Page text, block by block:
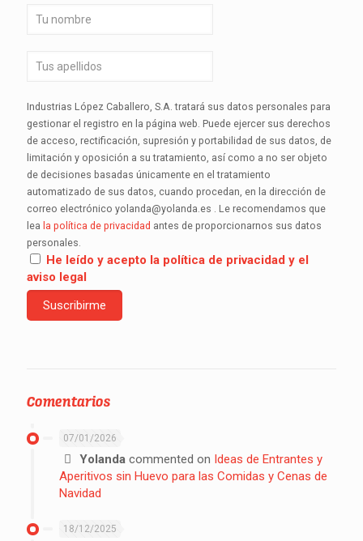
Industrias López Caballero, S.A. tratará sus datos personales para
gestionar el registro en la página web. Puede ejercer sus derechos
de acceso, rectificación, supresión y portabilidad de sus datos, de
limitación y oposición a su tratamiento, así como a no ser objeto
de decisiones basadas únicamente en el tratamiento
automatizado de sus datos, cuando procedan, en la dirección de
correo electrónico yolanda@yolanda.es . Le recomendamos que
lea la política de privacidad antes de proporcionarnos sus datos
personales.
He leído y acepto la política de privacidad y el
aviso legal
Comentarios
07/01/2026
Yolanda commented on Ideas de Entrantes y
Aperitivos sin Huevo para las Comidas y Cenas de
Navidad
18/12/2025